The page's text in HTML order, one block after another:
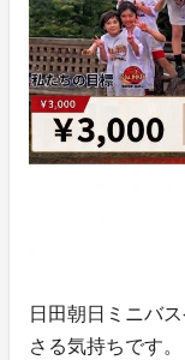
日田朝日ミニバ
さる気持ちです。